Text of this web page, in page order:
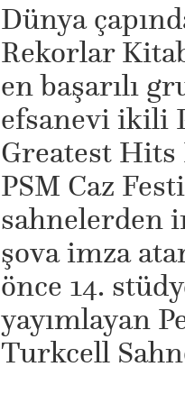
Dünya
Rekorlar
en başarılı
efsanevi ikili
Greatest
PSM Caz
sahnelerden
şova imza
önce 14.
yayımlayan
Turkcell